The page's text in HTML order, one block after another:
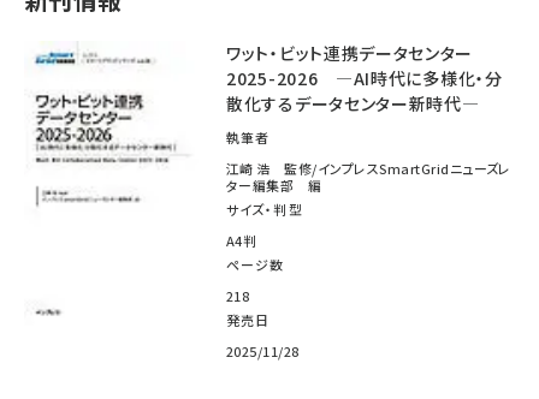
ワット・ビット連携データセンター
2025-2026 ―AI時代に多様化・分
散化するデータセンター新時代―
執筆者
江崎 浩 監修/インプレスSmartGridニューズレ
ター編集部 編
サイズ・判型
A4判
ページ数
218
発売日
2025/11/28